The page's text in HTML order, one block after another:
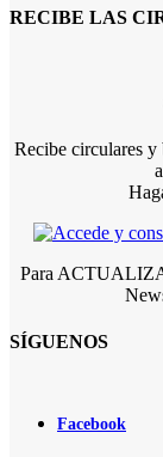
RECIBE LAS
Recibe circulares
Para
SÍGUENOS
Facebook